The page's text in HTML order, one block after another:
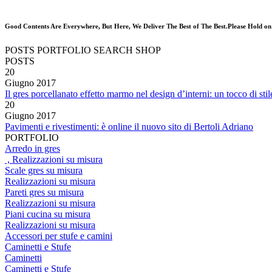
Good Contents Are Everywhere, But Here, We Deliver The Best of The Best.Please Hold
POSTS PORTFOLIO SEARCH SHOP
POSTS
20
Giugno 2017
Il gres porcellanato effetto marmo nel design d’interni: un tocco di
20
Giugno 2017
Pavimenti e rivestimenti: è online il nuovo sito di Bertoli Adriano
PORTFOLIO
Arredo in gres
, Realizzazioni su misura
Scale gres su misura
Realizzazioni su misura
Pareti gres su misura
Realizzazioni su misura
Piani cucina su misura
Realizzazioni su misura
Accessori per stufe e camini
Caminetti e Stufe
Caminetti
Caminetti e Stufe